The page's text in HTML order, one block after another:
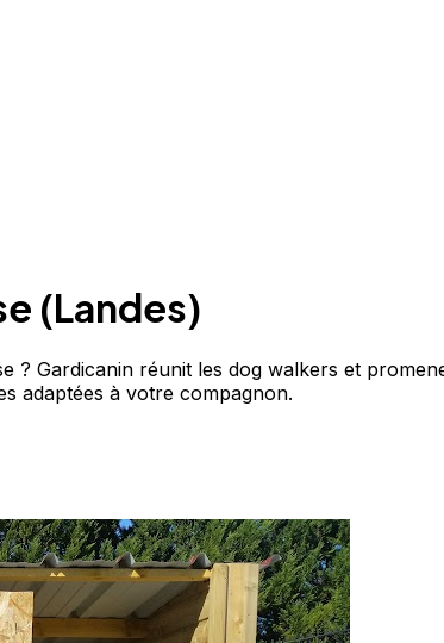
(Landes)
Gardicanin réunit les dog walkers et
adaptées à votre compagnon.